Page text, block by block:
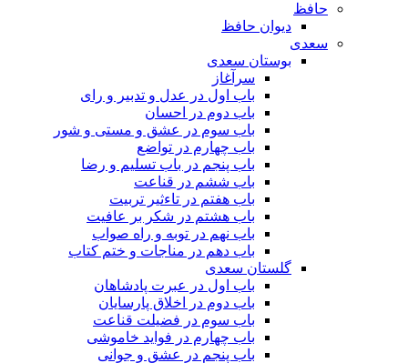
حافظ
دیوان حافظ
سعدی
بوستان سعدی
سرآغاز
باب اول در عدل و تدبیر و رای
باب دوم در احسان
باب سوم در عشق و مستی و شور
باب چهارم در تواضع
باب پنجم در باب تسلیم و رضا
باب ششم در قناعت
باب هفتم در تاءثیر تربیت
باب هشتم در شکر بر عافیت
باب نهم در توبه و راه صواب
باب دهم در مناجات و ختم کتاب
گلستان سعدی
باب اول در عبرت پادشاهان
باب دوم در اخلاق پارسایان
باب سوم در فضیلت قناعت
باب چهارم در فواید خاموشى
باب پنجم در عشق و جوانى